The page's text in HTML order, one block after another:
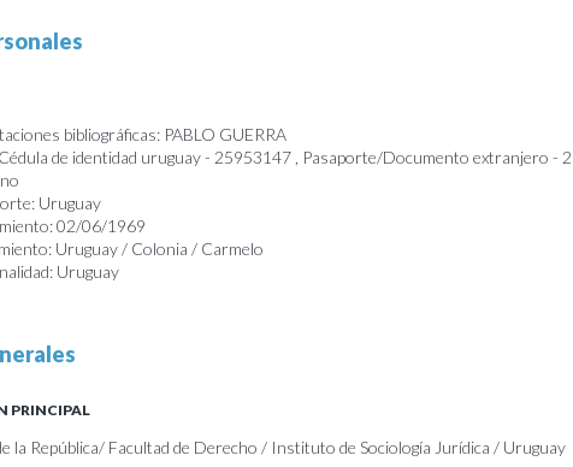
bibliográficas: PABLO GUERRA
de identidad uruguay - 25953147 , Pasaporte/Documento extranjero -
Uruguay
02/06/1969
Uruguay / Colonia / Carmelo
Uruguay
PRINCIPAL
la República/ Facultad de Derecho / Instituto de Sociología Jurídica / Uruguay